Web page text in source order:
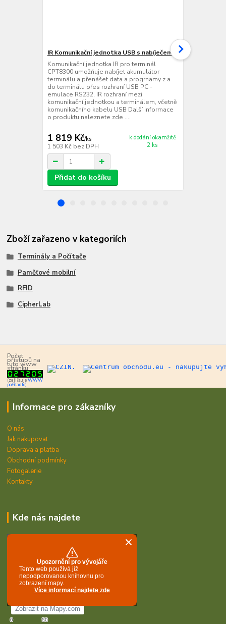
IR Komunikační jednotka USB s nabíječem
Komunikační jednotka IR pro terminál
CPT8300 umožňuje nabíjet akumulátor
terminálu a přenášet data a progrnamy z a
do terminálu přes rozhraní USB PC -
emulace RS232, IR rozhraní mezi
komunikační jednotkou a terminálem, včetně
komunikačního kabelu USB Další informace
o produktu naleznete zde ....
1 819 Kč/ks
1 503 Kč bez DPH
k dodání okamžitě
2 ks
Přidat do košíku
IR
Zboží zařazeno v kategoriích
Terminály a Počítače
Paměťové mobilní
RFID
CipherLab
Počet
přístupů na
tuto www
stránku:
(zajišťujeWWW
počítadlo)
Informace pro zákazníky
O nás
Jak nakupovat
Doprava a platba
Obchodní podmínky
Fotogalerie
Kontakty
Kde nás najdete